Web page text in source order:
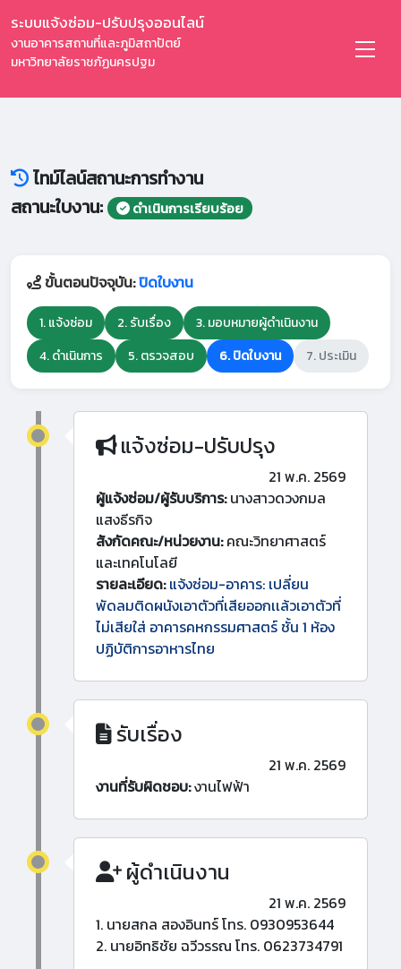
ระบบแจ้งซ่อม-ปรับปรุงออนไลน์
งานอาคารสถานที่และภูมิสถาปัตย์
มหาวิทยาลัยราชภัฏนครปฐม
ไทม์ไลน์สถานะการทำงาน
สถานะใบงาน:
ดำเนินการเรียบร้อย
ขั้นตอนปัจจุบัน:ปิดใบงาน
1. แจ้งซ่อม 2. รับเรื่อง
3. มอบหมายผู้ดำเนินงาน
4. ดำเนินการ
5. ตรวจสอบ 6. ปิดใบงาน 7. ประเมิน
แจ้งซ่อม-ปรับปรุง
21 พ.ค. 2569
ผู้แจ้งซ่อม/ผู้รับบริการ:นางสาวดวงกมล
แสงธีรกิจ
สังกัดคณะ/หน่วยงาน:คณะวิทยาศาสตร์
และเทคโนโลยี
รายละเอียด: แจ้งซ่อม-อาคาร: เปลี่ยน
พัดลมติดผนังเอาตัวที่เสียออกเเล้วเอาตัวที่
ไม่เสียใส่ อาคารคหกรรมศาสตร์ ชั้น 1 ห้อง
ปฏิบัติการอาหารไทย
รับเรื่อง
21 พ.ค. 2569
งานที่รับผิดชอบ:งานไฟฟ้า
ผู้ดำเนินงาน
21 พ.ค. 2569
1. นายสกล สองอินทร์ โทร. 0930953644
2. นายอิทธิชัย ฉวีวรรณ โทร. 0623734791